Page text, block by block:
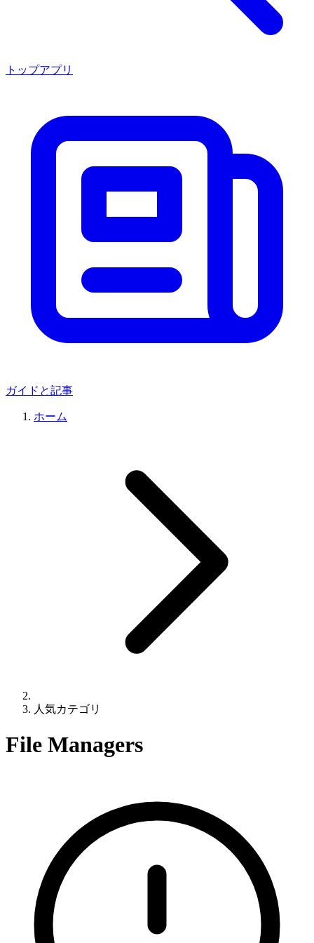
トップアプリ
ガイドと記事
ホーム
人気カテゴリ
File Managers